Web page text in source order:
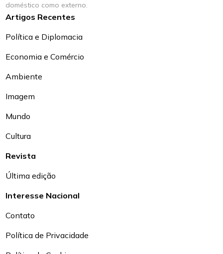
doméstico como externo.
Artigos Recentes
Política e Diplomacia
Economia e Comércio
Ambiente
Imagem
Mundo
Cultura
Revista
Última edição
Interesse Nacional
Contato
Política de Privacidade